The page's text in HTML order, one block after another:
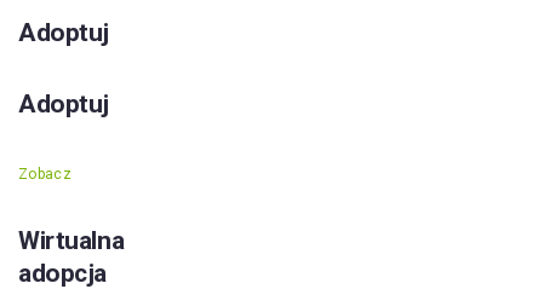
Adoptuj
Adoptuj
Zobacz
Wirtualna
adopcja